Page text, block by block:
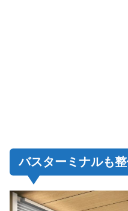
バスターミナルも